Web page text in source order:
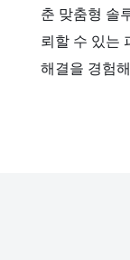
춘 맞춤형 솔
뢰할 수 있는
해결을 경험